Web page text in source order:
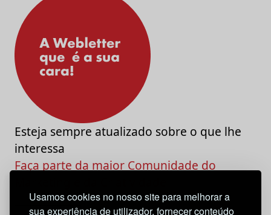
Usamos cookies no nosso site para melhorar a
sua experiência de utilizador, fornecer conteúdo
Esteja sempre atualizado sobre o que lhe
interessa
Faça parte da maior Comunidade do